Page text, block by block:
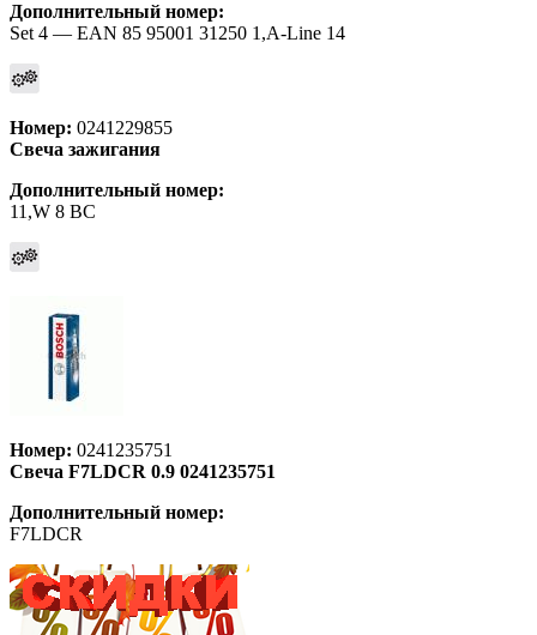
Дополнительный номер:
Set 4 — EAN 85 95001 31250 1,A-Line 14
Номер: 0241229855
Свеча зажигания
Дополнительный номер:
11,W 8 BC
Номер: 0241235751
Свеча F7LDCR 0.9 0241235751
Дополнительный номер:
F7LDCR